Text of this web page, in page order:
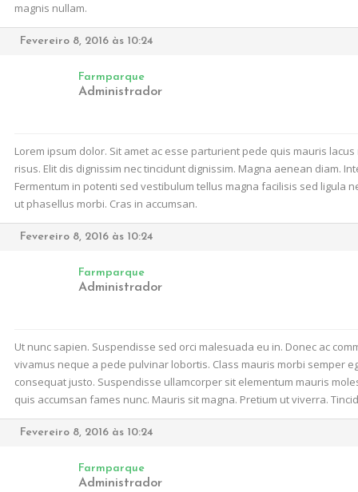
magnis nullam.
Fevereiro 8, 2016 às 10:24
Farmparque
Administrador
Lorem ipsum dolor. Sit amet ac esse parturient pede quis mauris
risus. Elit dis dignissim nec tincidunt dignissim. Magna aenean diam.
Fermentum in potenti sed vestibulum tellus magna facilisis sed ligula
ut phasellus morbi. Cras in accumsan.
Fevereiro 8, 2016 às 10:24
Farmparque
Administrador
Ut nunc sapien. Suspendisse sed orci malesuada eu in. Donec ac
vivamus neque a pede pulvinar lobortis. Class mauris morbi semper
consequat justo. Suspendisse ullamcorper sit elementum mauris
quis accumsan fames nunc. Mauris sit magna. Pretium ut viverra.
Fevereiro 8, 2016 às 10:24
Farmparque
Administrador